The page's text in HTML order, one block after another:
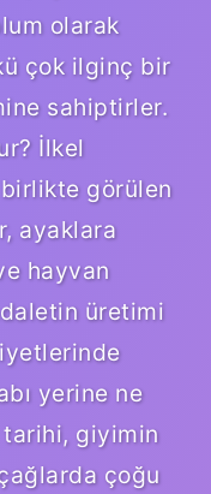
olarak
çok ilginç bir
sahiptirler.
İlkel
görülen
ayaklara
hayvan
üretimi
yerine ne
tarihi, giyimin
çoğu